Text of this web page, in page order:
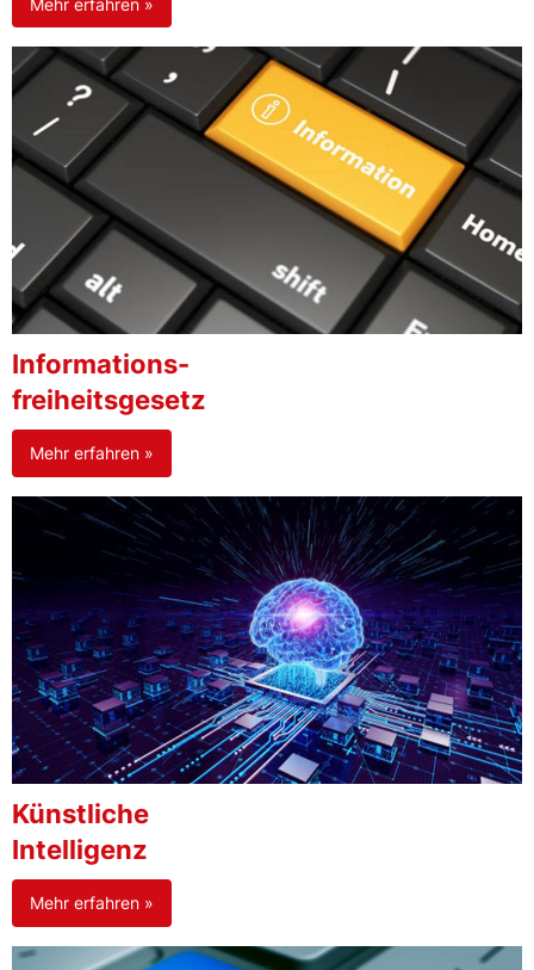
Informations-
freiheitsgesetz
Mehr erfahren »
Künstliche
Intelligenz
Mehr erfahren »